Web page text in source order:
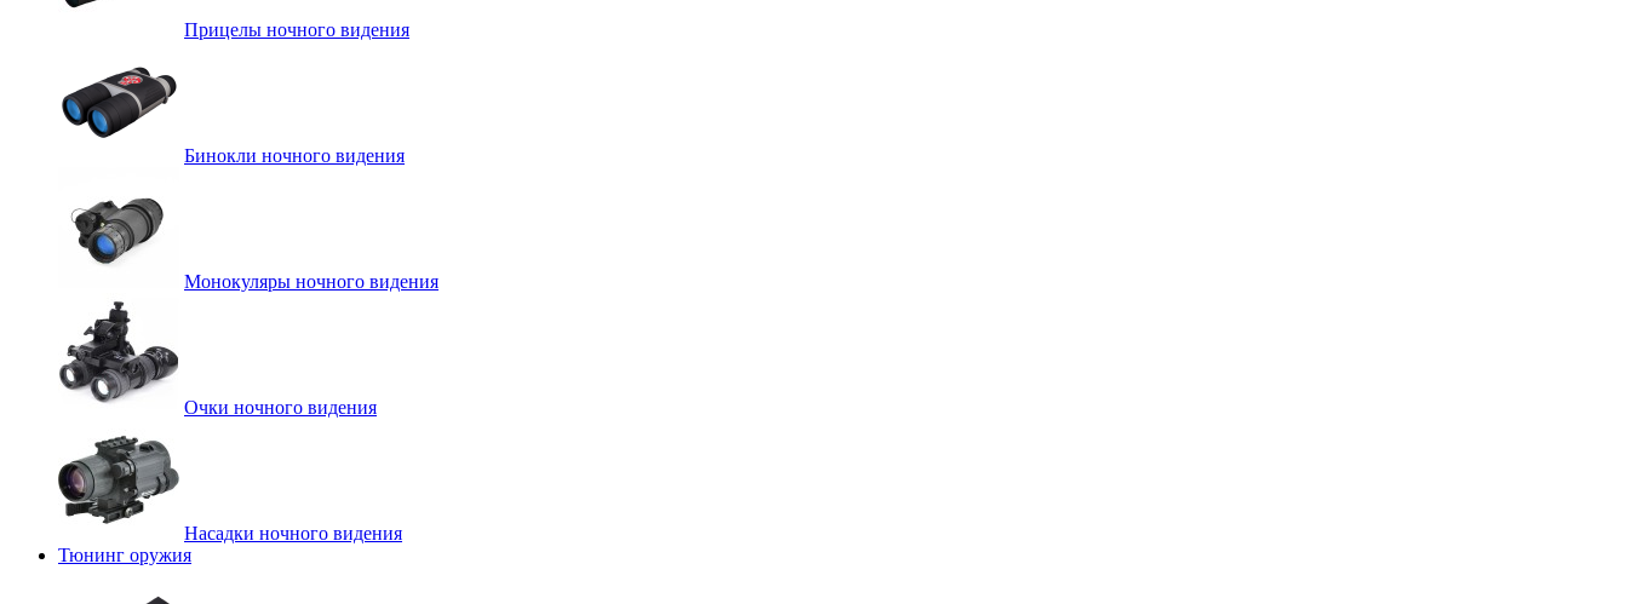
Прицелы ночного видения
Бинокли ночного видения
Монокуляры ночного видения
Очки ночного видения
Насадки ночного видения
Тюнинг оружия